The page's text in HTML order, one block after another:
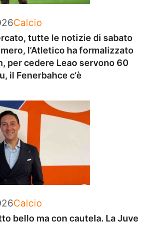
Categorie
Calcio
tutte le notizie di sabato
l’Atletico ha formalizzato
per cedere Leao servono 60
il Fenerbahce c’è
Categorie
Calcio
bello ma con cautela. La Juve